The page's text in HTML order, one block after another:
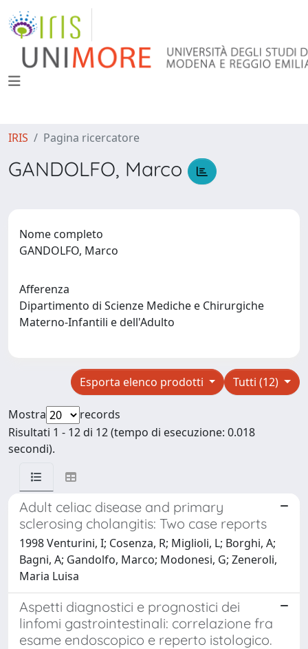
IRIS Pagina ricercatore
GANDOLFO, Marco
Nome completo
GANDOLFO, Marco
Afferenza
Dipartimento di Scienze Mediche e Chirurgiche
Materno-Infantili e dell'Adulto
Tutti (12)
Esporta elenco prodotti
Mostra
records
Risultati 1 - 12 di 12 (tempo di esecuzione: 0.018
secondi).
Adult celiac disease and primary
sclerosing cholangitis: Two case reports
1998 Venturini, I; Cosenza, R; Miglioli, L; Borghi, A;
Bagni, A; Gandolfo, Marco; Modonesi, G; Zeneroli,
Maria Luisa
Aspetti diagnostici e prognostici dei
linfomi gastrointestinali: correlazione fra
esame endoscopico e reperto istologico.